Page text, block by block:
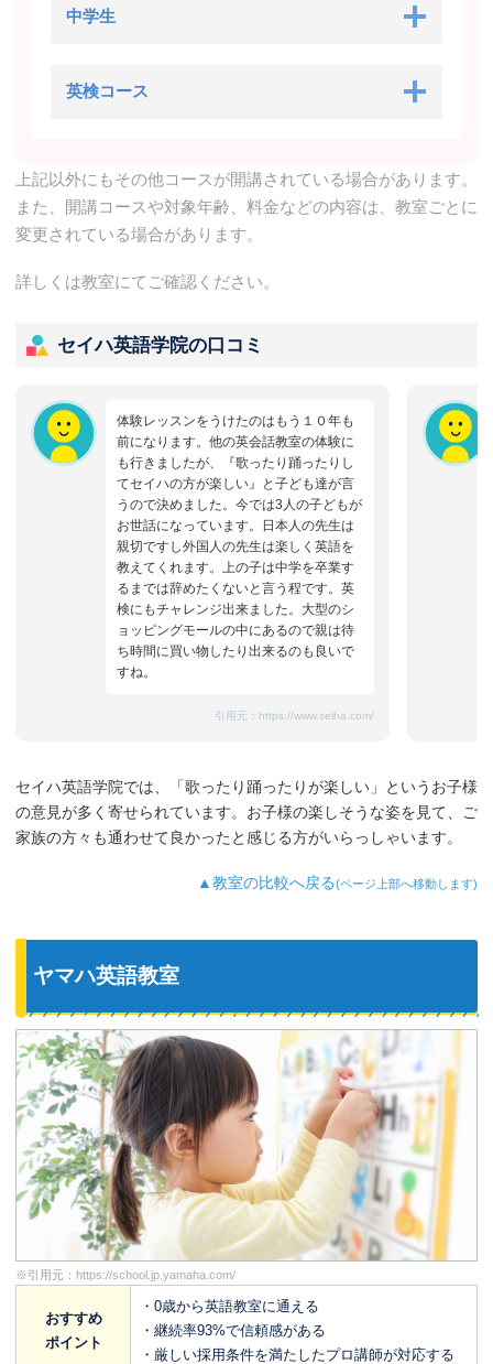
中学生
英検コース
上記以外にもその他コースが開講されている場合があります。
また、開講コースや対象年齢、料金などの内容は、教室ごとに
変更されている場合があります。
詳しくは教室にてご確認ください。
セイハ英語学院の口コミ
体験レッスンをうけたのはもう１０年も
前になります。他の英会話教室の体験に
も行きましたが、『歌ったり踊ったりし
てセイハの方が楽しい』と子ども達が言
うので決めました。今では3人の子どもが
お世話になっています。日本人の先生は
親切ですし外国人の先生は楽しく英語を
教えてくれます。上の子は中学を卒業す
るまでは辞めたくないと言う程です。英
検にもチャレンジ出来ました。大型のシ
ョッピングモールの中にあるので親は待
ち時間に買い物したり出来るのも良いで
すね。
引用元： https://www.seiha.com/
セイハ英語学院では、「歌ったり踊ったりが楽しい」というお子様
の意見が多く寄せられています。お子様の楽しそうな姿を見て、ご
家族の方々も通わせて良かったと感じる方がいらっしゃいます。
▲教室の比較へ戻る(ページ上部へ移動します)
ヤマハ英語教室
※引用元： https://school.jp.yamaha.com/
おすすめ
ポイント
・0歳から英語教室に通える
・継続率93%で信頼感がある
・厳しい採用条件を満たしたプロ講師が対応する